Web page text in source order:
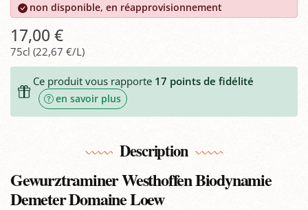
non disponible, en réapprovisionnement
17,00 €
75cl (22,67 €/L)
Ce produit vous rapporte 17 points de fidélité
en savoir plus
Description
Gewurztraminer Westhoffen Biodynamie
Demeter Domaine Loew